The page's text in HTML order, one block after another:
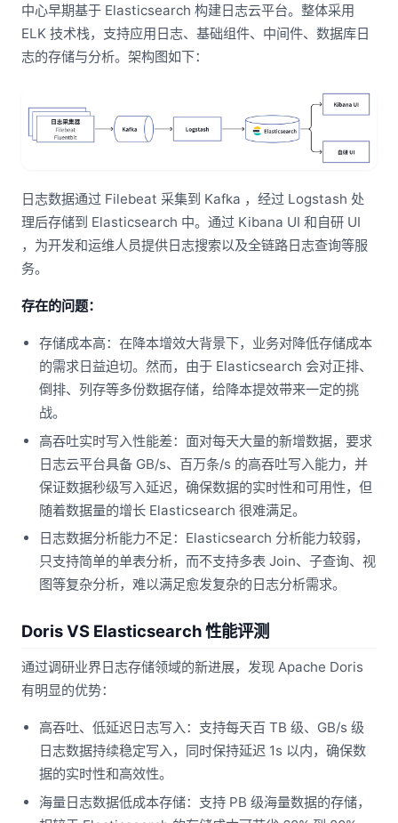
中心早期基于 Elasticsearch 构建日志云平台。整体采用
ELK 技术栈，支持应用日志、基础组件、中间件、数据库日
志的存储与分析。架构图如下：
日志数据通过 Filebeat 采集到 Kafka ，经过 Logstash 处
理后存储到 Elasticsearch 中。通过 Kibana UI 和自研 UI
，为开发和运维人员提供日志搜索以及全链路日志查询等服
务。
存在的问题：
存储成本高：在降本增效大背景下，业务对降低存储成本
的需求日益迫切。然而，由于 Elasticsearch 会对正排、
倒排、列存等多份数据存储，给降本提效带来一定的挑
战。
高吞吐实时写入性能差：面对每天大量的新增数据，要求
日志云平台具备 GB/s、百万条/s 的高吞吐写入能力，并
保证数据秒级写入延迟，确保数据的实时性和可用性，但
随着数据量的增长 Elasticsearch 很难满足。
日志数据分析能力不足：Elasticsearch 分析能力较弱，
只支持简单的单表分析，而不支持多表 Join、子查询、视
图等复杂分析，难以满足愈发复杂的日志分析需求。
Doris VS Elasticsearch 性能评测
通过调研业界日志存储领域的新进展，发现 Apache Doris
有明显的优势：
高吞吐、低延迟日志写入：支持每天百 TB 级、GB/s 级
日志数据持续稳定写入，同时保持延迟 1s 以内，确保数
据的实时性和高效性。
海量日志数据低成本存储：支持 PB 级海量数据的存储，